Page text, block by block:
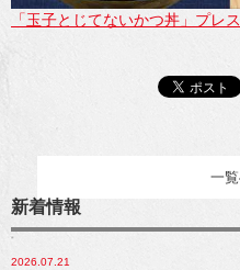
「玉子とじてないかつ丼」プレ
一
新着情報
2026.07.21